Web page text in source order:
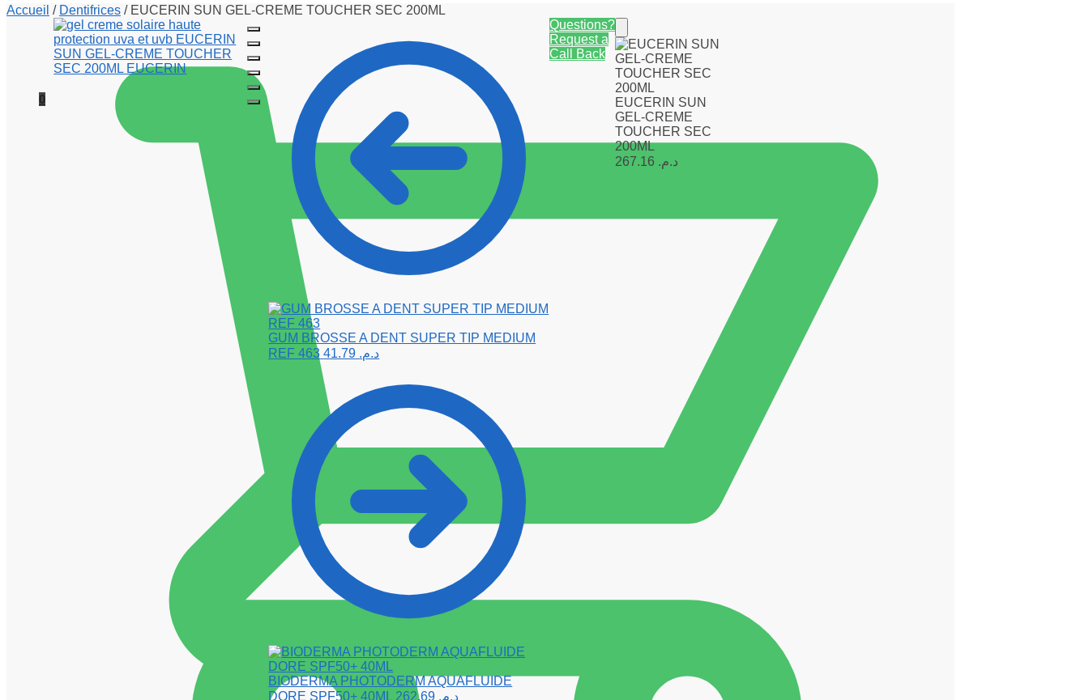
0
Accueil / Dentifrices / EUCERIN SUN GEL-CREME TOUCHER SEC 200ML
GUM BROSSE A DENT SUPER TIP MEDIUM
REF 463
د.م.
BIODERMA PHOTODERM AQUAFLUIDE
DORE SPF50+ 40ML
د.م.
Questions?
Request a
Call Back
EUCERIN SUN
GEL-CREME
TOUCHER SEC
200ML
د.م.